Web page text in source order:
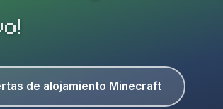
de alojamiento Minecraft